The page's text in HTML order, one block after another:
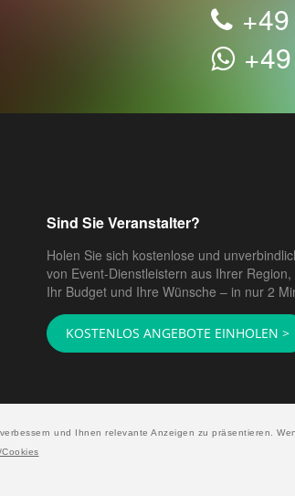
und Ihnen relevante Anzeigen zu präsentieren.
Sind Sie Veranstalter?
Holen Sie sich kostenlose und
von Event-Dienstleistern aus Ihrer
Ihr Budget und Ihre Wünsche – in nur 2
KOSTENLOS ANGEBOTE EINHOLEN >